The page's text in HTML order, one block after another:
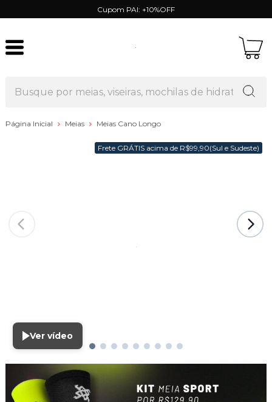
Cupom PAI: +10%OFF
Página Inicial Meias Meias Cano Longo
Frete GRÁTIS acima de R$99,90(Sul e Sudeste)
Ver vídeo